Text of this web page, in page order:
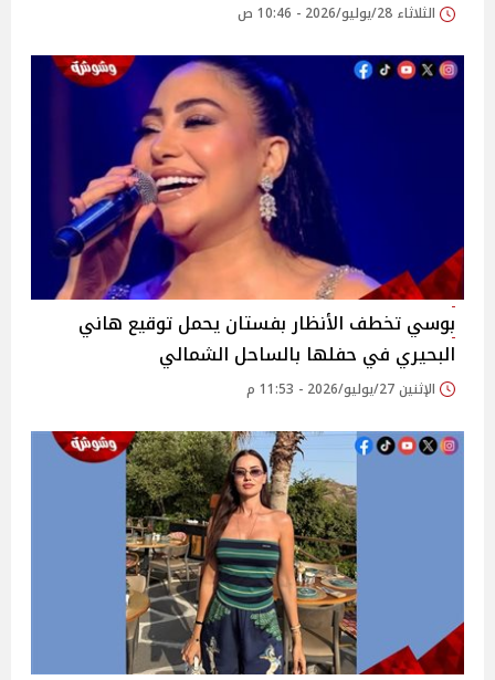
الثلاثاء 28/يوليو/2026 - 10:46 ص
بوسي تخطف الأنظار بفستان يحمل توقيع هاني
البحيري في حفلها بالساحل الشمالي
الإثنين 27/يوليو/2026 - 11:53 م